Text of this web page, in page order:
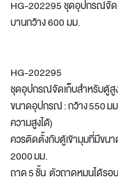
HG-202295 ชุดอุปกรณ์จัด
บานกว้าง 600 มม.
HG-202295
ชุดอุปกรณ์จัดเก็บสำหรับตู้สู
ขนาดอุปกรณ์ : กว้าง 550 ม
ความสูงได้)
ควรติดตั้งกับตู้เข้ามุมที่มีขน
2000 มม.
ถาด 5 ชั้น ตัวถาดหมุนได้รอ